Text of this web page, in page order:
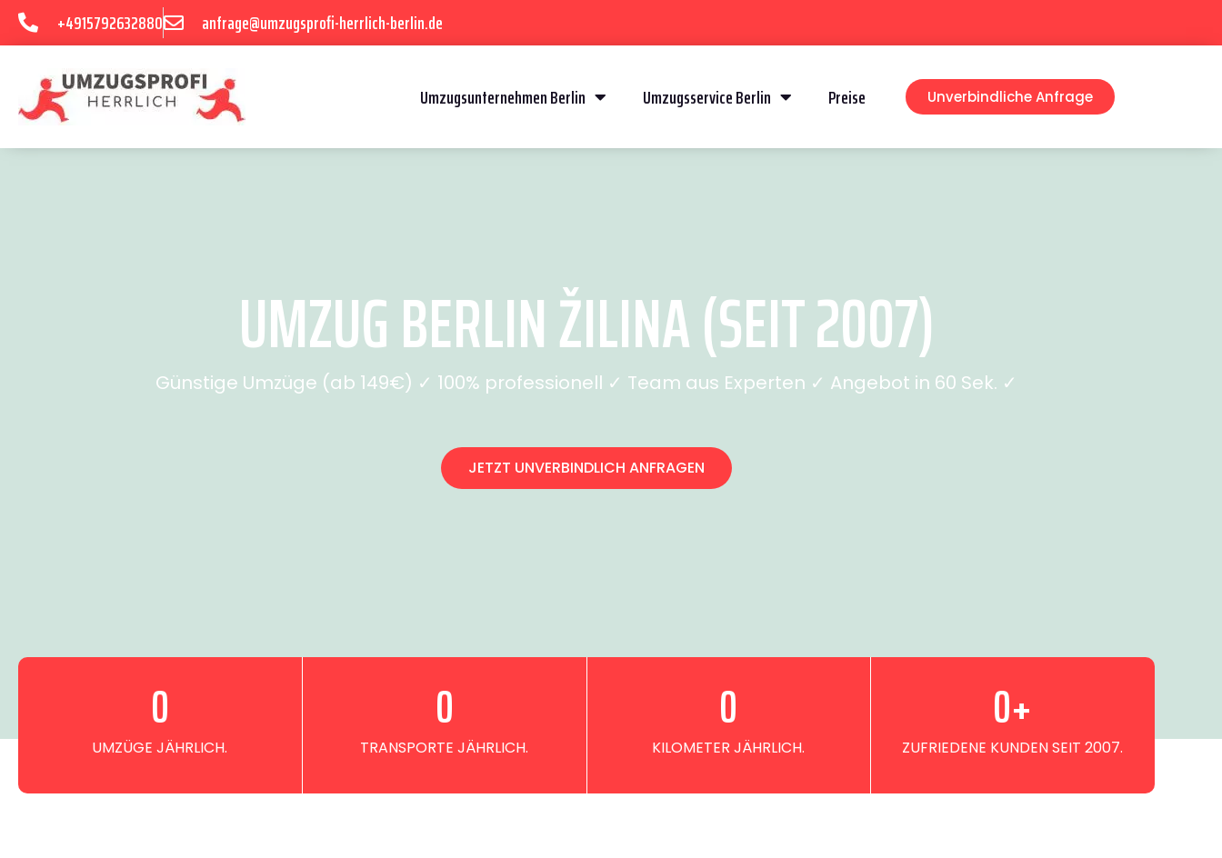
+4915792632880 anfrage@umzugsprofi-herrlich-berlin.de
Umzugsunternehmen Berlin Umzugsservice Berlin Preise Unverbindliche Anfrage
UMZUG BERLIN ŽILINA (SEIT 2007)
Günstige Umzüge (ab 149€) ✓ 100% professionell ✓ Team aus Experten ✓ Angebot in 60 Sek. ✓
JETZT UNVERBINDLICH ANFRAGEN
UMZÜGE JÄHRLICH.
0
TRANSPORTE JÄHRLICH.
0
KILOMETER JÄHRLICH.
0
ZUFRIEDENE KUNDEN SEIT 2007.
0+